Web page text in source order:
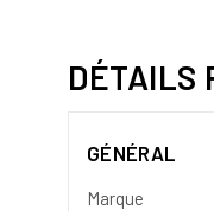
DÉTAILS
GÉNÉRAL
Marque